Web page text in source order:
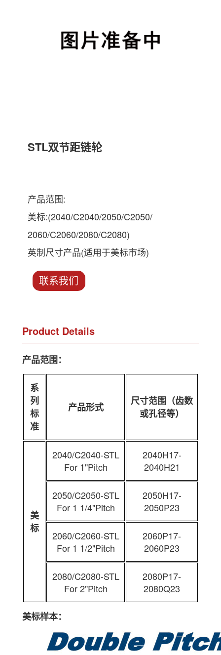
STL双节距链轮
产品范围:
美标:(2040/C2040/2050/C2050/
2060/C2060/2080/C2080)
英制尺寸产品(适用于美标市场)
联系我们
Product Details
产品范围：
系
列
标
准
产品形式
尺寸范围（齿数
或孔径等）
美
标
2040/C2040-STL
For 1"Pitch
2040H17-
2040H21
2050/C2050-STL
For 1 1/4"Pitch
2050H17-
2050P23
2060/C2060-STL
For 1 1/2"Pitch
2060P17-
2060P23
2080/C2080-STL
For 2"Pitch
2080P17-
2080Q23
美标样本：